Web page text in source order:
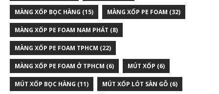
MÀNG XỐP BỌC HÀNG (15) MÀNG XỐP PE FOAM (32)
MÀNG XỐP PE FOAM NAM PHÁT (8)
MÀNG XỐP PE FOAM TPHCM (22)
MÀNG XỐP PE FOAM Ở TPHCM (6) MÚT XỐP (6)
MÚT XỐP BỌC HÀNG (11) MÚT XỐP LÓT SÀN GỖ (6)